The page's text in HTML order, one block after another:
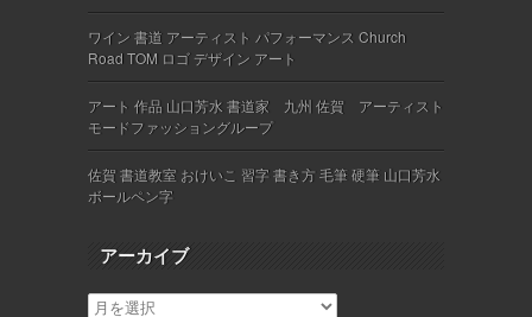
ワイン 書道 アーティスト パフォーマンス Church
Road TOM ロゴ デザイン アート
アート 作品 山口芳水 書道家 九州 佐賀 アーティスト
モードファッショングループ
佐賀 書道教室 おけいこ 習字 書き方 毛筆 硬筆 山口芳水
ボールペン字
アーカイブ